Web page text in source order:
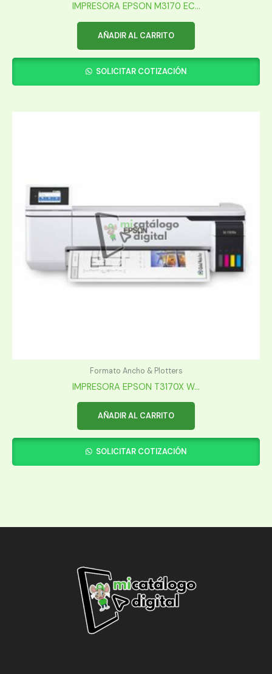
IMPRESORA EPSON M3170 EC...
AÑADIR AL CARRITO
SOLICITAR COTIZACIÓN
Formato Ancho & Plotters
IMPRESORA EPSON T3170X W...
AÑADIR AL CARRITO
SOLICITAR COTIZACIÓN